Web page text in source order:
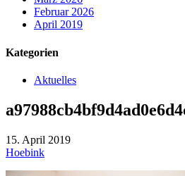
Februar 2026
April 2019
Kategorien
Aktuelles
15. April 2019
Hoebink